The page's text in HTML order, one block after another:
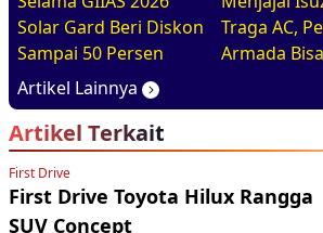
Solar Gard Beri Diskon
Sampai 50 Persen
Traga AC,
Armada
Realtime
Artikel Lainnya
Artikel Terkait
First Drive
First Drive Toyota Hilux Rangga
SUV Concept